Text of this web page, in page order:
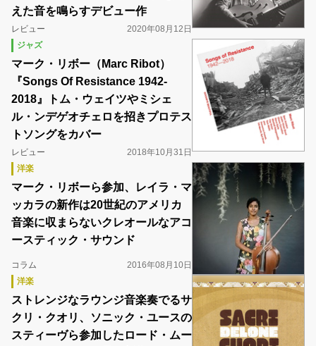
えた音を鳴らすデビュー作
レビュー
2020年08月12日
ジャズ
マーク・リボー（Marc Ribot）
『Songs Of Resistance 1942-
2018』トム・ウェイツやミシェ
ル・ンデゲオチェロを招きプロテス
トソングをカバー
レビュー
2018年10月31日
洋楽
マーク・リボーら参加、レイラ・マ
ッカラの新作は20世紀のアメリカ
音楽に収まらないクレオールなアコ
ースティック・サウンド
コラム
2016年08月10日
洋楽
ストレンジなラウンジ音楽奏でるサ
クリ・クオリ、ソニック・ユースの
スティーヴら参加したロード・ムー